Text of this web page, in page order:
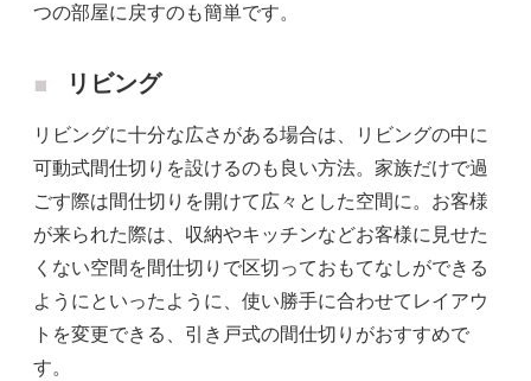
つの部屋に戻すのも簡単です。
リビング
リビングに十分な広さがある場合は、リビングの中に
可動式間仕切りを設けるのも良い方法。家族だけで過
ごす際は間仕切りを開けて広々とした空間に。お客様
が来られた際は、収納やキッチンなどお客様に見せた
くない空間を間仕切りで区切っておもてなしができる
ようにといったように、使い勝手に合わせてレイアウ
トを変更できる、引き戸式の間仕切りがおすすめで
す。